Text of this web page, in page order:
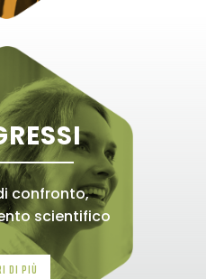
confronto,
scientifico
DI PIÙ